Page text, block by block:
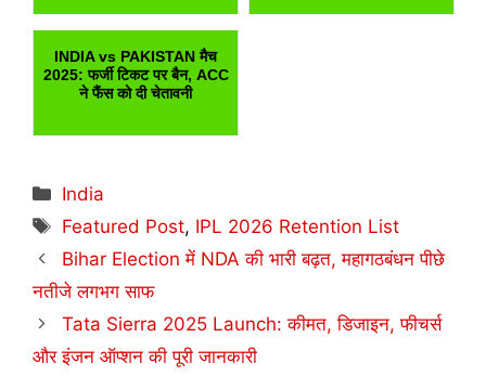
INDIA vs PAKISTAN मैच
2025: फर्जी टिकट पर बैन, ACC
ने फैंस को दी चेतावनी
Categories
India
Tags
Featured Post, IPL 2026 Retention List
Bihar Election में NDA की भारी बढ़त, महागठबंधन पीछे
नतीजे लगभग साफ
Tata Sierra 2025 Launch: कीमत, डिजाइन, फीचर्स
और इंजन ऑप्शन की पूरी जानकारी